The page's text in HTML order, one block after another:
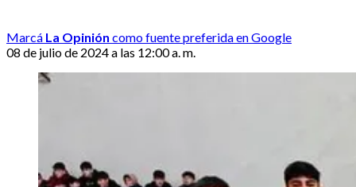
Marcá La Opinión como fuente preferida en Google
08 de julio de 2024 a las 12:00 a. m.